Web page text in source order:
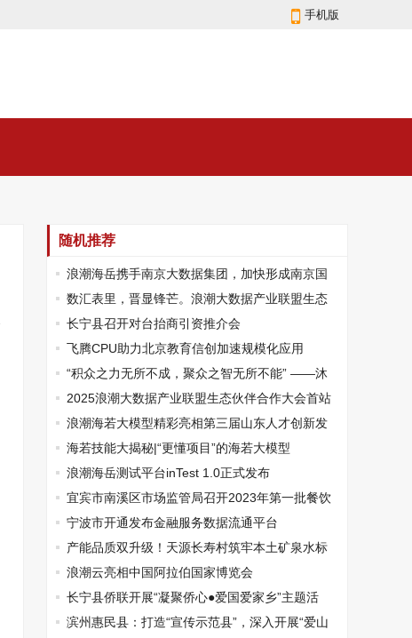
手机版
随机推荐
浪潮海岳携手南京大数据集团，加快形成南京国
资监管“一盘棋”
数汇表里，晋显锋芒。浪潮大数据产业联盟生态
伙伴合作大会-山西站成功举办
长宁县召开对台抬商引资推介会
飞腾CPU助力北京教育信创加速规模化应用
“积众之力无所不成，聚众之智无所不能” ——沐
爱镇项目推进工作纪实
2025浪潮大数据产业联盟生态伙伴合作大会首站
启幕江西南昌！
浪潮海若大模型精彩亮相第三届山东人才创新发
展大会
海若技能大揭秘|“更懂项目”的海若大模型
浪潮海岳测试平台inTest 1.0正式发布
宜宾市南溪区市场监管局召开2023年第一批餐饮
具抽检不合格单位集体约谈会
宁波市开通发布金融服务数据流通平台
产能品质双升级！天源长寿村筑牢本土矿泉水标
杆浪潮云亮相中国阿拉伯国家博览会
长宁县侨联开展“凝聚侨心●爱国爱家乡”主题活
动滨州惠民县：打造“宣传示范县”，深入开展“爱山